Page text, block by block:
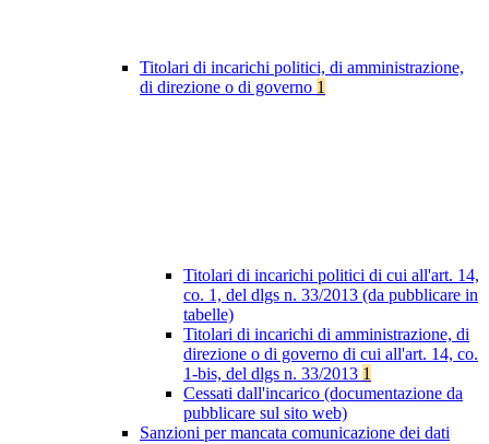
Titolari di incarichi politici, di amministrazione,
di direzione o di governo 1
Titolari di incarichi politici di cui all'art. 14,
co. 1, del dlgs n. 33/2013 (da pubblicare in
tabelle)
Titolari di incarichi di amministrazione, di
direzione o di governo di cui all'art. 14, co.
1-bis, del dlgs n. 33/2013 1
Cessati dall'incarico (documentazione da
pubblicare sul sito web)
Sanzioni per mancata comunicazione dei dati